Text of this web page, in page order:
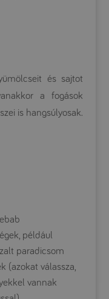
és sajtot
a fogások
is hangsúlyosak.
például
paradicsom
(azokat válassza,
vannak